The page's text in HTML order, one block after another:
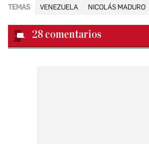
TEMAS VENEZUELA NICOLÁS MADURO
28 comentarios